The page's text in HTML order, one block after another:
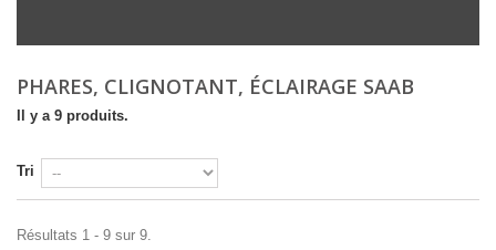
PHARES, CLIGNOTANT, ÉCLAIRAGE SAAB
Il y a 9 produits.
Tri
Résultats 1 - 9 sur 9.